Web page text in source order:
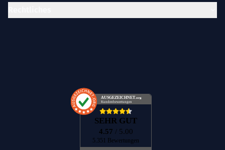
AUSGEZEICHNET.org
Kundenbewertungen
SEHR GUT
4.57 / 5.00
5.351 Bewertungen